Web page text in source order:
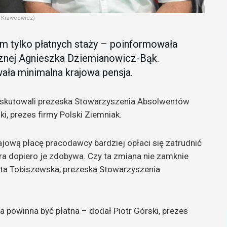
Krawcewicz)
tylko płatnych staży – poinformowała
Agnieszka Dziemianowicz-Bąk.
minimalna krajowa pensja.
prezeska Stowarzyszenia Absolwentów
prezes firmy Polski Ziemniak.
płacę pracodawcy bardziej opłaci się zatrudnić
dopiero je zdobywa. Czy ta zmiana nie zamknie
Tobiszewska, prezeska Stowarzyszenia
być płatna – dodał Piotr Górski, prezes